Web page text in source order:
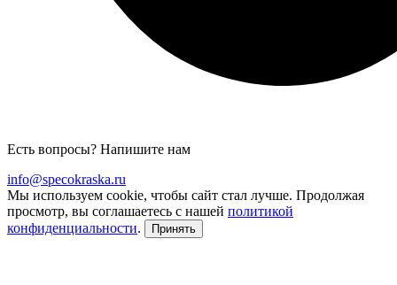
Есть вопросы? Напишите нам
info@specokraska.ru
Мы используем cookie, чтобы сайт стал лучше. Продолжая
просмотр, вы соглашаетесь с нашей политикой
конфиденциальности. Принять